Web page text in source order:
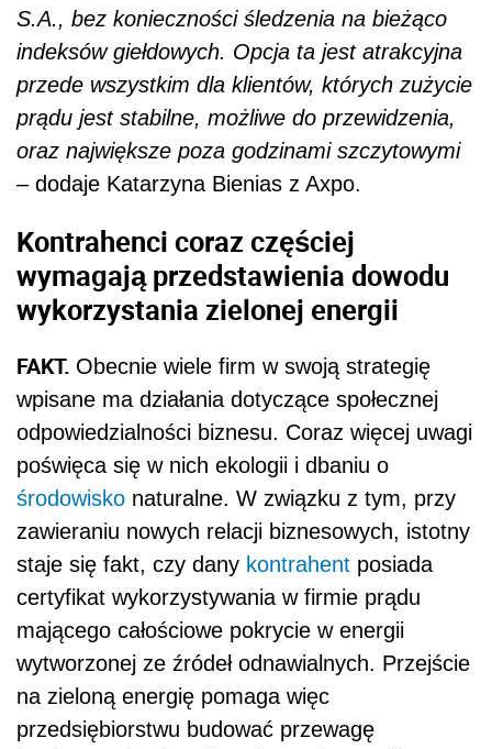
S.A., bez konieczności śledzenia na bieżąco
indeksów giełdowych. Opcja ta jest atrakcyjna
przede wszystkim dla klientów, których zużycie
prądu jest stabilne, możliwe do przewidzenia,
oraz największe poza godzinami szczytowymi
– dodaje Katarzyna Bienias z Axpo.
Kontrahenci coraz częściej
wymagają przedstawienia dowodu
wykorzystania zielonej energii
FAKT. Obecnie wiele firm w swoją strategię
wpisane ma działania dotyczące społecznej
odpowiedzialności biznesu. Coraz więcej uwagi
poświęca się w nich ekologii i dbaniu o
środowisko naturalne. W związku z tym, przy
zawieraniu nowych relacji biznesowych, istotny
staje się fakt, czy dany kontrahent posiada
certyfikat wykorzystywania w firmie prądu
mającego całościowe pokrycie w energii
wytworzonej ze źródeł odnawialnych. Przejście
na zieloną energię pomaga więc
przedsiębiorstwu budować przewagę